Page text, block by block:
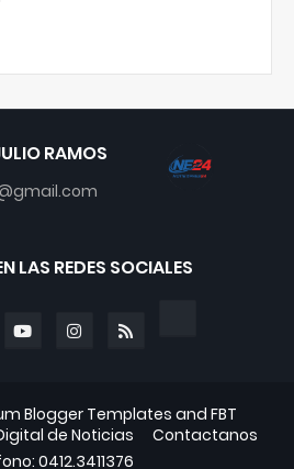
RAMOS
LAS REDES SOCIALES
Blogger Templatesand FBT
de Noticias
Contactanos
0412.3411376